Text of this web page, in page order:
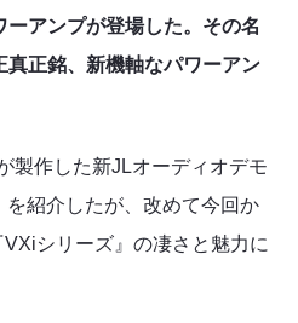
アンプが登場した。その名
正銘、新機軸なパワーアン
製作した新JLオーディオデモ
紹介したが、改めて今回か
シリーズ』の凄さと魅力に